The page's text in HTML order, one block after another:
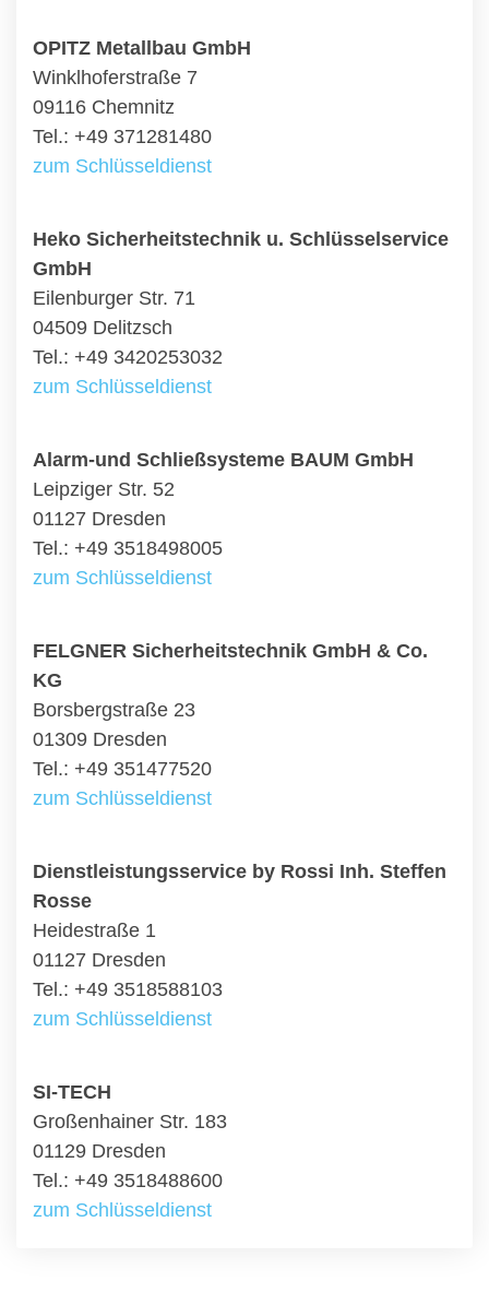
OPITZ Metallbau GmbH
Winklhoferstraße 7
09116 Chemnitz
Tel.: +49 371281480
zum Schlüsseldienst
Heko Sicherheitstechnik u. Schlüsselservice
GmbH
Eilenburger Str. 71
04509 Delitzsch
Tel.: +49 3420253032
zum Schlüsseldienst
Alarm-und Schließsysteme BAUM GmbH
Leipziger Str. 52
01127 Dresden
Tel.: +49 3518498005
zum Schlüsseldienst
FELGNER Sicherheitstechnik GmbH & Co.
KG
Borsbergstraße 23
01309 Dresden
Tel.: +49 351477520
zum Schlüsseldienst
Dienstleistungsservice by Rossi Inh. Steffen
Rosse
Heidestraße 1
01127 Dresden
Tel.: +49 3518588103
zum Schlüsseldienst
SI-TECH
Großenhainer Str. 183
01129 Dresden
Tel.: +49 3518488600
zum Schlüsseldienst